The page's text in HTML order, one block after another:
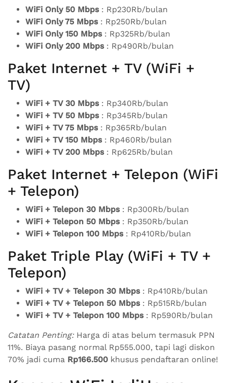
WiFi Only 50 Mbps: Rp230Rb/bulan
WiFi Only 75 Mbps: Rp250Rb/bulan
WiFi Only 150 Mbps: Rp325Rb/bulan
WiFi Only 200 Mbps: Rp490Rb/bulan
Paket Internet + TV (WiFi +
TV)
WiFi + TV 30 Mbps: Rp340Rb/bulan
WiFi + TV 50 Mbps: Rp345Rb/bulan
WiFi + TV 75 Mbps: Rp365Rb/bulan
WiFi + TV 150 Mbps: Rp460Rb/bulan
WiFi + TV 200 Mbps: Rp625Rb/bulan
Paket Internet + Telepon (WiFi
+ Telepon)
WiFi + Telepon 30 Mbps: Rp300Rb/bulan
WiFi + Telepon 50 Mbps: Rp350Rb/bulan
WiFi + Telepon 100 Mbps: Rp410Rb/bulan
Paket Triple Play (WiFi + TV +
Telepon)
WiFi + TV + Telepon 30 Mbps: Rp410Rb/bulan
WiFi + TV + Telepon 50 Mbps: Rp515Rb/bulan
WiFi + TV + Telepon 100 Mbps: Rp590Rb/bulan
Catatan Penting:Harga di atas belum termasuk PPN
11%. Biaya pasang normal Rp555.000, tapi lagi diskon
70% jadi cuma Rp166.500 khusus pendaftaran online!